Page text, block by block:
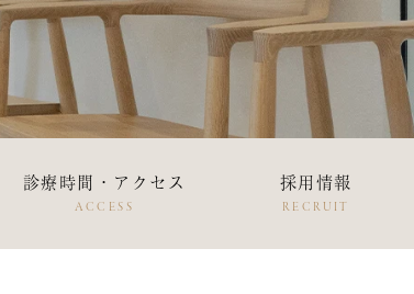
診療時間・アクセス
ACCESS
採用情報
RECRUIT